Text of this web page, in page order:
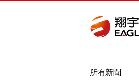
所有新聞